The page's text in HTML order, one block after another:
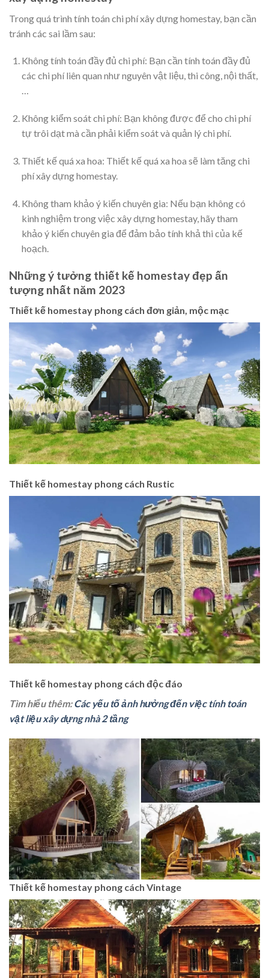
Trong quá trình tính toán chi phí xây dựng homestay, bạn cần
tránh các sai lầm sau:
Không tính toán đầy đủ chi phí: Bạn cần tính toán đầy đủ
các chi phí liên quan như nguyên vật liệu, thi công, nội thất,
…
Không kiểm soát chi phí: Bạn không được để cho chi phí
tự trôi dạt mà cần phải kiểm soát và quản lý chi phí.
Thiết kế quá xa hoa: Thiết kế quá xa hoa sẽ làm tăng chi
phí xây dựng homestay.
Không tham khảo ý kiến chuyên gia: Nếu bạn không có
kinh nghiệm trong việc xây dựng homestay, hãy tham
khảo ý kiến chuyên gia để đảm bảo tính khả thi của kế
hoạch.
Những ý tưởng thiết kế homestay đẹp ấn
tượng nhất năm 2023
Thiết kế homestay phong cách đơn giản, mộc mạc
Thiết kế homestay phong cách Rustic
Thiết kế homestay phong cách độc đáo
Tìm hiểu thêm:Các yếu tố ảnh hưởng đến việc tính toán
vật liệu xây dựng nhà 2 tầng
Thiết kế homestay phong cách Vintage